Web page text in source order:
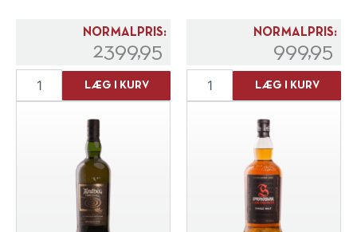
NORMALPRIS:
2399,95
Double
LÆG I KURV
NORMALPRIS:
999,95
Adelphi
LÆG I KURV